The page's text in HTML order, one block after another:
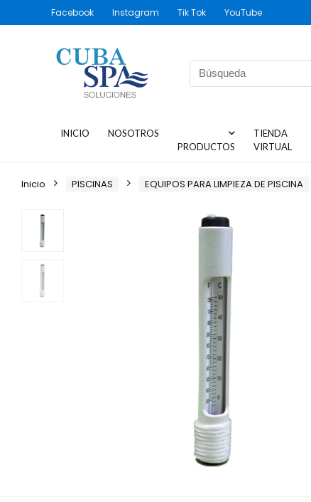
Facebook Instagram Tik Tok YouTube
INICIO
NOSOTROS
PRODUCTOS
TIENDA
VIRTUAL
Inicio PISCINAS EQUIPOS PARA LIMPIEZA DE PISCINA